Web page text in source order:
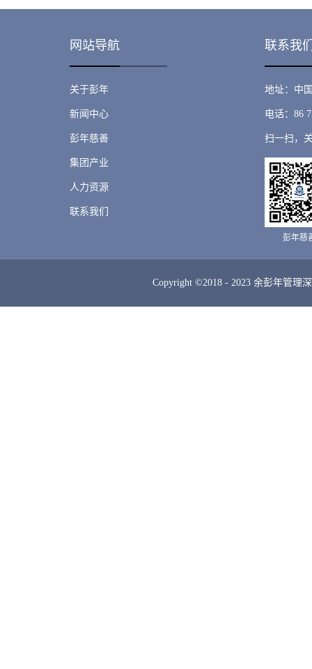
网站导航 联系我
关于彭年
新闻中心
彭年慈善
集团产业
人力资源
联系我们
地址：中
电话：86
扫一扫，
彭年慈
Copyright ©2018 - 2023 余彭年管理